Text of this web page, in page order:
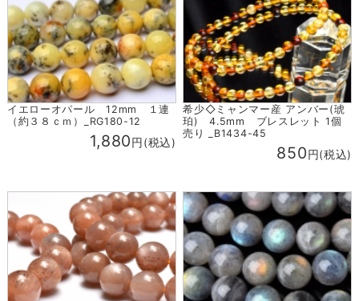
イエローオパール 12mm １連
（約３８ｃｍ）_RG180-12
1,880円(税込)
希少◇ミャンマー産 アンバー(琥
珀) 4.5mm ブレスレット 1個
売り _B1434-45
850円(税込)